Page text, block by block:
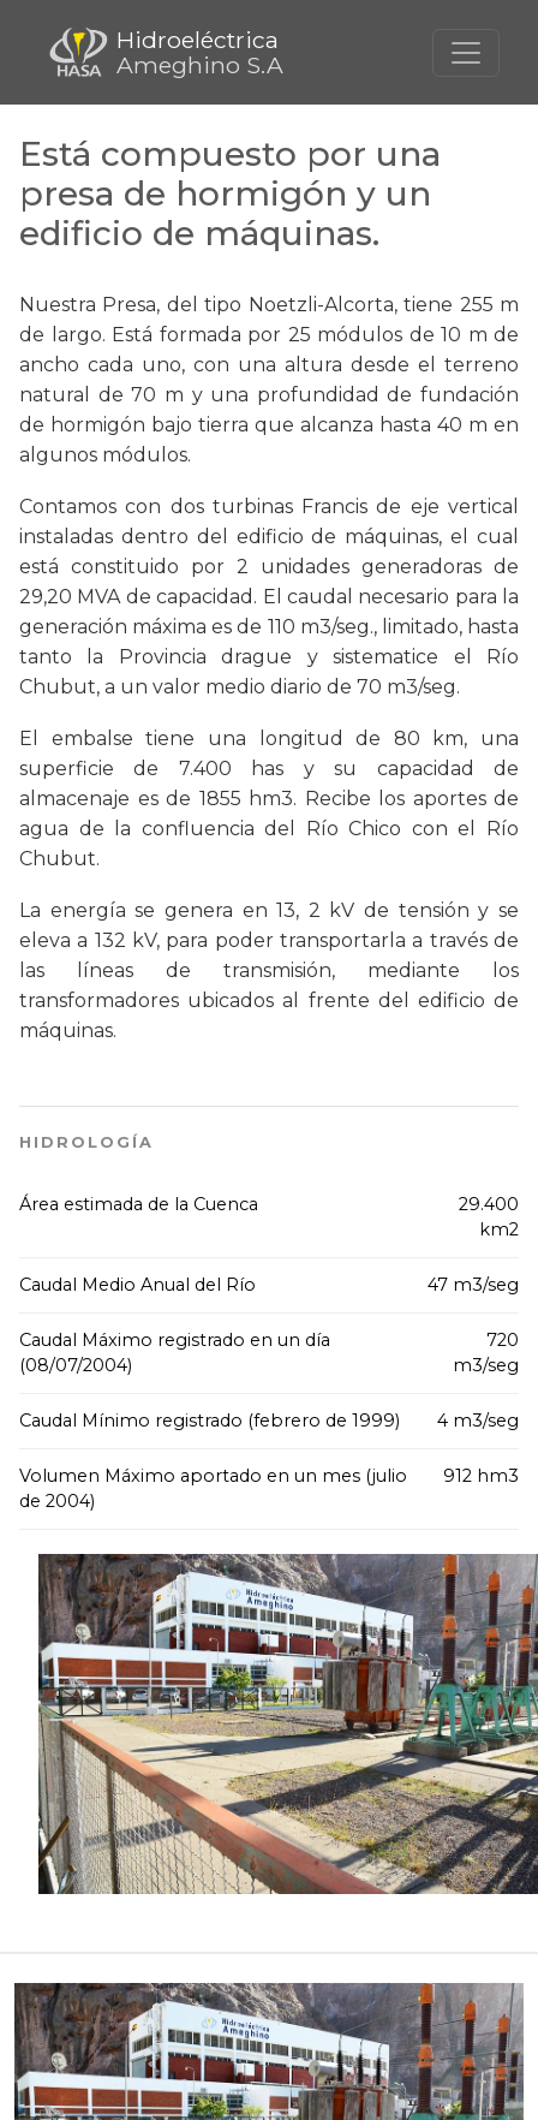
Hidroeléctrica
Ameghino S.A
Está compuesto por una
presa de hormigón y un
edificio de máquinas.
Nuestra Presa, del tipo Noetzli-Alcorta, tiene 255 m
de largo. Está formada por 25 módulos de 10 m de
ancho cada uno, con una altura desde el terreno
natural de 70 m y una profundidad de fundación
de hormigón bajo tierra que alcanza hasta 40 m en
algunos módulos.
Contamos con dos turbinas Francis de eje vertical
instaladas dentro del edificio de máquinas, el cual
está constituido por 2 unidades generadoras de
29,20 MVA de capacidad. El caudal necesario para la
generación máxima es de 110 m3/seg., limitado, hasta
tanto la Provincia drague y sistematice el Río
Chubut, a un valor medio diario de 70 m3/seg.
El embalse tiene una longitud de 80 km, una
superficie de 7.400 has y su capacidad de
almacenaje es de 1855 hm3. Recibe los aportes de
agua de la confluencia del Río Chico con el Río
Chubut.
La energía se genera en 13, 2 kV de tensión y se
eleva a 132 kV, para poder transportarla a través de
las líneas de transmisión, mediante los
transformadores ubicados al frente del edificio de
máquinas.
HIDROLOGÍA
Área estimada de la Cuenca
29.400
km2
Caudal Medio Anual del Río 47 m3/seg
Caudal Máximo registrado en un día
(08/07/2004)
720
m3/seg
Caudal Mínimo registrado (febrero de 1999) 4 m3/seg
Volumen Máximo aportado en un mes (julio
de 2004)
912 hm3